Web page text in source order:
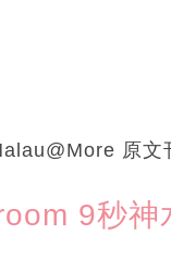
原文
9秒神